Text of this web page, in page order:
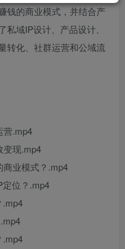
钱的商业模式，并结合产
域IP设计、产品设计、
转化、社群运营和公域流
营.mp4
变现.mp4
商业模式？.mp4
位？.mp4
.mp4
.mp4